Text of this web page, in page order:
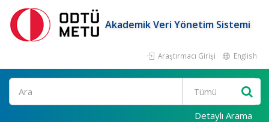
Akademik Veri Yönetim Sistemi
Araştırmacı Girişi English
Ara
Detaylı Arama